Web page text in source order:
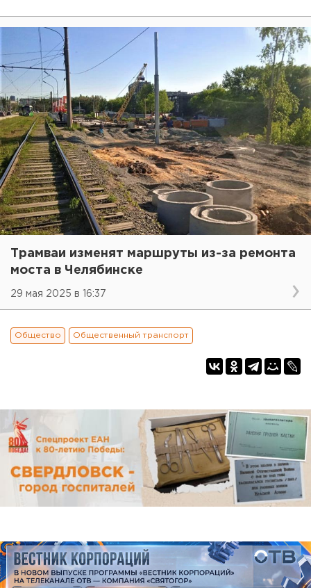
Трамваи изменят маршруты из-за ремонта
моста в Челябинске
29 мая 2025 в 16:37
Общество Общественный транспорт